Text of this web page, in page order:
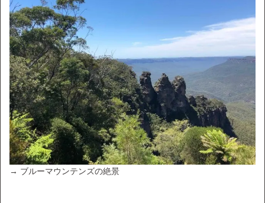
→ ブルーマウンテンズの絶景